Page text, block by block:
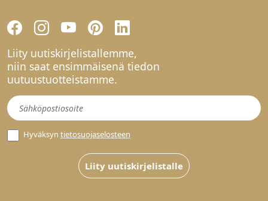
Liity uutiskirjelistallemme,
niin saat ensimmäisenä tiedon
uutuustuotteistamme.
Uutiskirje
Hyväksyn tietosuojaselosteen
Liity uutiskirjelistalle